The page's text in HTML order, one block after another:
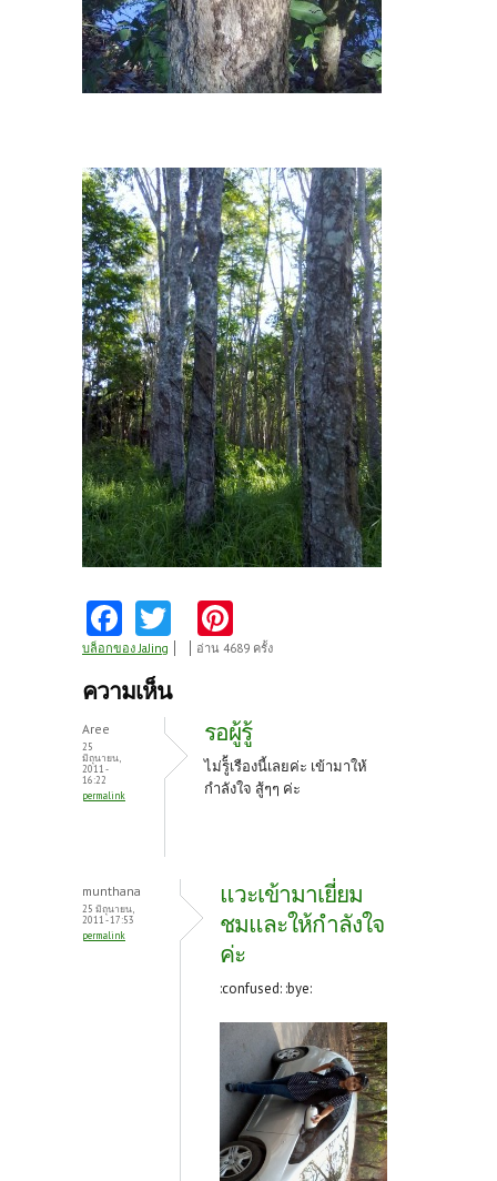
Fa
ce
b
k
w
itt
nt
es
t
บล็อกของ JaJing อ่าน 4689 ครั้ง
ความเห็น
Aree
25
มิถุนายน,
2011 -
16:22
permalink
รอผู้รู้
ไม่รู็้เรืองนี้เลยค่ะ เข้ามาให้
กำลังใจ สู้ๆๆ ค่ะ
munthana
25 มิถุนายน,
2011 - 17:53
permalink
แวะเข้ามาเยี่ยม
ชมและให้กำลังใจ
ค่ะ
:confused: :bye: